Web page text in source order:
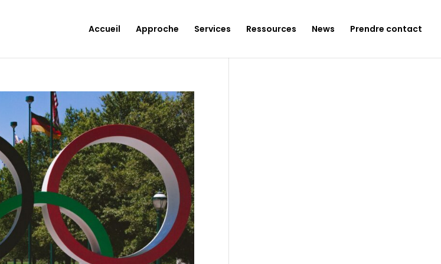
Accueil Approche Services Ressources News Prendre contact